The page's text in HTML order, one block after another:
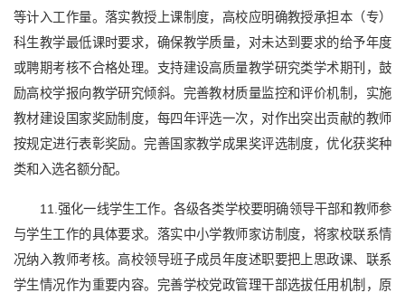
等计入工作量。落实教授上课制度，高校应明确教授承担本（专）
科生教学最低课时要求，确保教学质量，对未达到要求的给予年度
或聘期考核不合格处理。支持建设高质量教学研究类学术期刊，鼓
励高校学报向教学研究倾斜。完善教材质量监控和评价机制，实施
教材建设国家奖励制度，每四年评选一次，对作出突出贡献的教师
按规定进行表彰奖励。完善国家教学成果奖评选制度，优化获奖种
类和入选名额分配。
11.强化一线学生工作。各级各类学校要明确领导干部和教师参
与学生工作的具体要求。落实中小学教师家访制度，将家校联系情
况纳入教师考核。高校领导班子成员年度述职要把上思政课、联系
学生情况作为重要内容。完善学校党政管理干部选拔任用机制，原